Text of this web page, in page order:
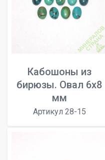
Кабошоны из
бирюзы. Овал 6x8
мм
Артикул 28-15